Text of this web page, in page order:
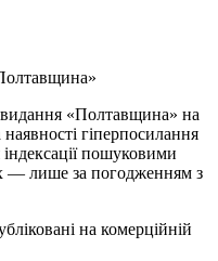
видання «Полтавщина» на
гіперпосилання
пошуковими
— лише за погодженням з
на комерційній